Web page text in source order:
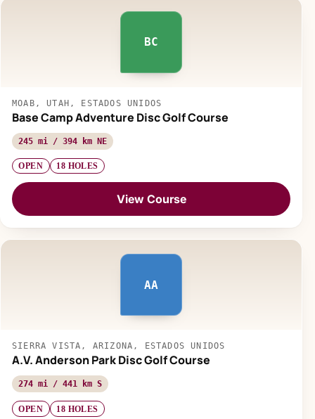
BC
MOAB, UTAH, ESTADOS UNIDOS
Base Camp Adventure Disc Golf Course
245 mi / 394 km NE
OPEN 18 HOLES
View Course
AA
SIERRA VISTA, ARIZONA, ESTADOS UNIDOS
A.V. Anderson Park Disc Golf Course
274 mi / 441 km S
OPEN 18 HOLES